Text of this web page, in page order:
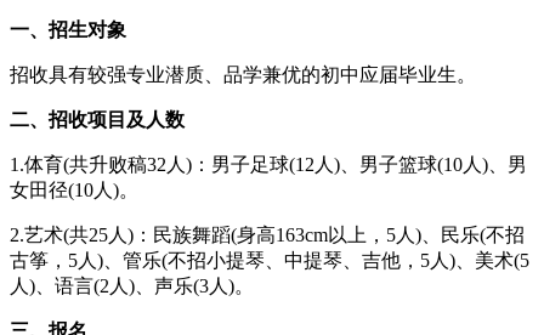
一、招生对象
招收具有较强专业潜质、品学兼优的初中应届毕业生。
二、招收项目及人数
1.体育(共升败稿32人)：男子足球(12人)、男子篮球(10人)、男
女田径(10人)。
2.艺术(共25人)：民族舞蹈(身高163cm以上，5人)、民乐(不招
古筝，5人)、管乐(不招小提琴、中提琴、吉他，5人)、美术(5
人)、语言(2人)、声乐(3人)。
三、报名